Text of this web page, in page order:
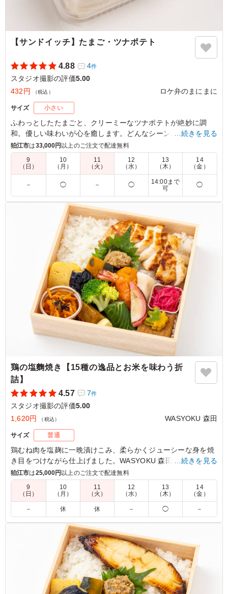
【サンドイッチ】たまご・ツナポテト
4.88 4件
スタジオ撮影の評価5.00
432円
（税込） ロケ弁のまにまに
サイズ 小さい
ふわっとしたたまごと、クリーミーなツナポテトが絶妙に調
和。優しい味わいが心を癒します。どんなシーンにもぴったり
で、朝食や軽食に最適な一品です。彩り豊かな具材が目を引
き、食べる楽しさを引き立てます。
※サンドイッチはラップに包んでお届けします。
5.0
朝食に定番のサンドイッチですが、量もちょうど良くとて
も人気でした。卵とツナの味付けもちょうど良くてとても
おいしかったです。手軽に頼めてコスパもいいのでまた頼
みたいと思いました。
ご利用シーン：ロケ・撮影 ›スタジオ撮影
東京都江東区青海2026/06/09
…続きを見る
狛江市は33,000円 以上のご注文で配達無料
9
（日）
10
（月）
11
（火）
12
（水）
13
（木）
14
（金）
－ ◯ － ◯
14:00まで
可
◯
鶏の塩麴焼き【15種の逸品とお米を味わう折
詰】
4.57
7件
スタジオ撮影の評価5.00
1,620円
（税込） WASYOKU 森田
サイズ 普通
鶏むね肉を塩麹に一晩漬けこみ、柔らかくジューシーな身を焼
き目をつけながら仕上げました。WASYOKU 森田こだわりのお
米は新潟県糸魚川産のコシヒカリ。召し上がっていただくと、
みずみずしさとお米の甘さに驚いていただけると思います。15
種の繊細で華やかな副菜と共にお楽しみください。会議などに
最適です。
鶏肉は塩麹漬けで優しい味付けです。副菜もたくさん入っ
ていて、それぞれおいしくて喜ばれでいました。ごはんも
美味しいです。 バランスよいお弁当でどなたにも喜ばれ
ていました。
ご利用シーン：ロケ・撮影›スタジオ撮影
…続きを見る
狛江市は25,000円以上のご注文で配達無料
9
（日）
10
（月）
11
（火）
12
（水）
13
（木）
14
（金）
－ 休 休 － ◯ －